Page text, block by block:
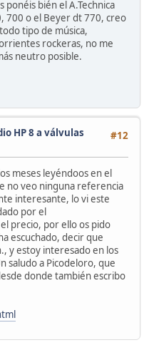
bién el A.Technica
700 o el Beyer dt 770, creo
tipo de música,
rockeras, no me
neutro posible.
#12
HP 8 a válvulas
meses leyéndoos en el
no veo ninguna referencia
interesante, lo vi este
por el
precio, por ello os pido
escuchado, decir que
y estoy interesado en los
saludo a Picodeloro, que
donde también escribo